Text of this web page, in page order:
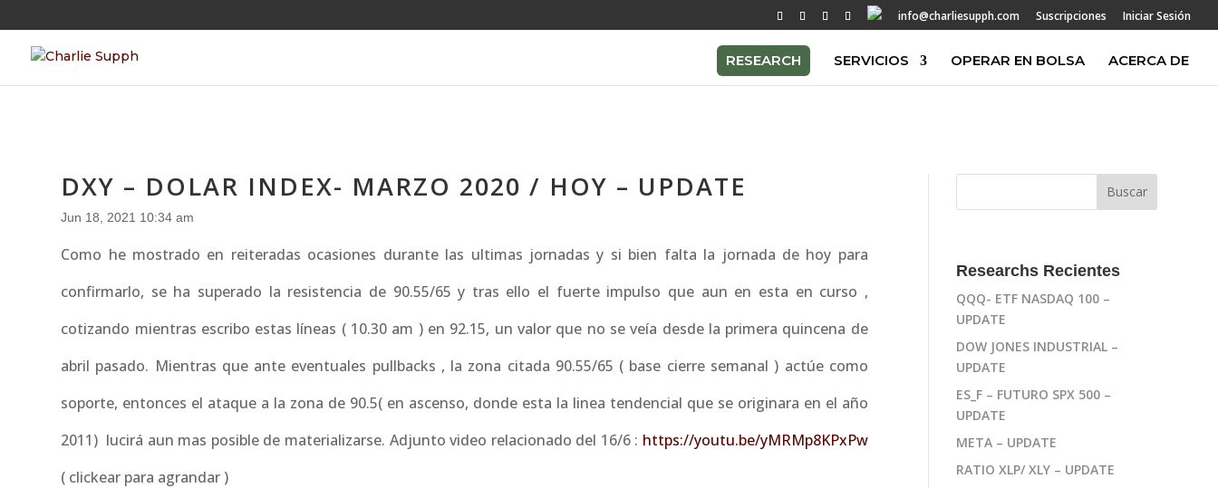
info@charliesupph.com Suscripciones Iniciar Sesión
RESEARCH SERVICIOS OPERAR EN BOLSA ACERCA DE
DXY – DOLAR INDEX- MARZO 2020 / HOY – UPDATE
Jun 18, 2021 10:34 am
Como he mostrado en reiteradas ocasiones durante las ultimas jornadas y si bien falta la jornada de hoy para
confirmarlo, se ha superado la resistencia de 90.55/65 y tras ello el fuerte impulso que aun en esta en curso ,
cotizando mientras escribo estas líneas ( 10.30 am ) en 92.15, un valor que no se veía desde la primera quincena de
abril pasado. Mientras que ante eventuales pullbacks , la zona citada 90.55/65 ( base cierre semanal ) actúe como
soporte, entonces el ataque a la zona de 90.5( en ascenso, donde esta la linea tendencial que se originara en el año
2011) lucirá aun mas posible de materializarse. Adjunto video relacionado del 16/6 : https://youtu.be/yMRMp8KPxPw
( clickear para agrandar )
Researchs Recientes
QQQ- ETF NASDAQ 100 –
UPDATE
DOW JONES INDUSTRIAL –
UPDATE
ES_F – FUTURO SPX 500 –
UPDATE
META – UPDATE
RATIO XLP/ XLY – UPDATE